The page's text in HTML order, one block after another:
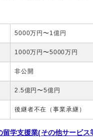
5000万円〜1億円
1000万円〜5000万円
非公開
2.5億円〜5億円
後継者不在（事業承継）
留学支援業(その他サービ